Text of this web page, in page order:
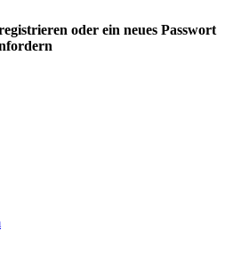
oder ein neues Passwort